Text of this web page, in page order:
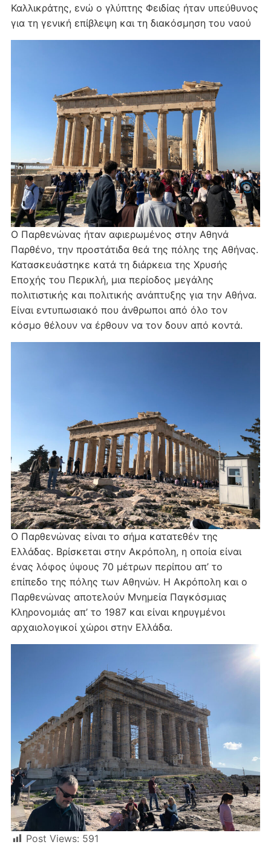
Καλλικράτης, ενώ ο γλύπτης Φειδίας ήταν υπεύθυνος
για τη γενική επίβλεψη και τη διακόσμηση του ναού
Ο Παρθενώνας ήταν αφιερωμένος στην Αθηνά
Παρθένο, την προστάτιδα θεά της πόλης της Αθήνας.
Κατασκευάστηκε κατά τη διάρκεια της Χρυσής
Εποχής του Περικλή, μια περίοδος μεγάλης
πολιτιστικής και πολιτικής ανάπτυξης για την Αθήνα.
Είναι εντυπωσιακό που άνθρωποι από όλο τον
κόσμο θέλουν να έρθουν να τον δουν από κοντά.
Ο Παρθενώνας είναι το σήμα κατατεθέν της
Ελλάδας. Βρίσκεται στην Ακρόπολη, η οποία είναι
ένας λόφος ύψους 70 μέτρων περίπου απ’ το
επίπεδο της πόλης των Αθηνών. Η Ακρόπολη και ο
Παρθενώνας αποτελούν Μνημεία Παγκόσμιας
Κληρονομιάς απ’ το 1987 και είναι κηρυγμένοι
αρχαιολογικοί χώροι στην Ελλάδα.
Post Views: 591